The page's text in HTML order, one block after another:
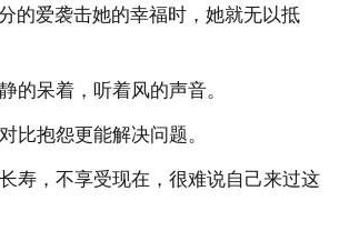
的爱袭击她的幸福时，她就无以抵
的呆着，听着风的声音。
比抱怨更能解决问题。
寿，不享受现在，很难说自己来过这